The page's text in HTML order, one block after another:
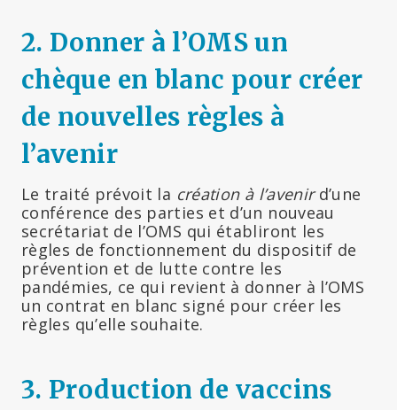
2. Donner à l’OMS un
chèque en blanc pour créer
de nouvelles règles à
l’avenir
Le traité prévoit la création à l’avenird’une
conférence des parties et d’un nouveau
secrétariat de l’OMS qui établiront les
règles de fonctionnement du dispositif de
prévention et de lutte contre les
pandémies, ce qui revient à donner à l’OMS
un contrat en blanc signé pour créer les
règles qu’elle souhaite.
3. Production de vaccins